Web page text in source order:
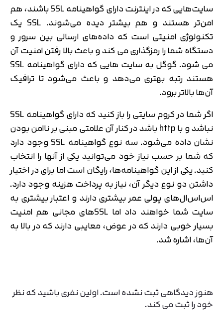
سایت‌هایی که در اینترنت دارای گواهینامه SSL باشند، هم
امن‌تر هستند و هم بیشتر دیده می‌شوند. SSL یک
تکنولوژی امنیتی است که داده‌های ارسالی بین سرور و
دستگاه شما را رمزگذاری می کند و باعث بالا رفتن امنیت آن
می شود. گوگل به سایت هایی که دارای گواهینامه SSL
هستند رتبه بهتری می‌دهد و باعث می‌شود تا ترافیک
آن‌ها بالاتر برود.
اگر شما در کروم سایتی را باز کنید که دارای گواهینامه SSL
نباشد و با http باشد در کنار آن علامتی مبنی بر ناامن بودن
نشان داده می‌شود. سه نوع گواهینامه SSL وجود دارد
که شما بر حسب نیاز خود می‌توانید یکی از آنها را انتخاب
کنید. یکی از این گواهینامه‌ها، رایگان است اما برای در اختیار
داشتن دو نوع دیگر آن، نیاز به پرداخت هزینه وجود دارد.
اس‌اس‌ال‌های پولی عمر بیشتری دارند و اعتبار بیشتری به
سایت شما خواهند داد اما SSLهای مجانی هم امنیت
بسیار خوبی دارند که در عوض، معایبی دارند که در بالا به
آن‌ها، اشاره شد.
هنوز دیدگاهی ثبت نشده است. اولین نفری باشید که نظر
خود را ثبت می کند.